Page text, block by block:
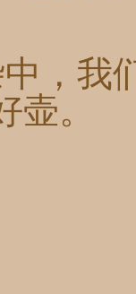
，我
。